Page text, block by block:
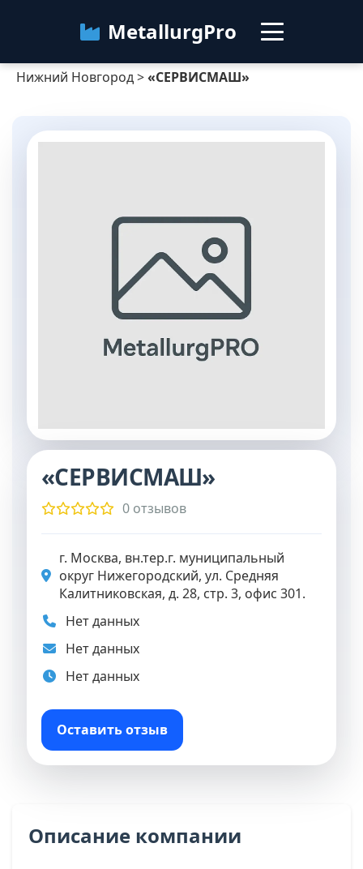
MetallurgPro
Нижний Новгород
Категории
Контакты
Нижний Новгород>«СЕРВИСМАШ»
«СЕРВИСМАШ»
0 отзывов
г. Москва, вн.тер.г. муниципальный
округ Нижегородский, ул. Средняя
Калитниковская, д. 28, стр. 3, офис 301.
Нет данных
Нет данных
Нет данных
Оставить отзыв
Описание компании